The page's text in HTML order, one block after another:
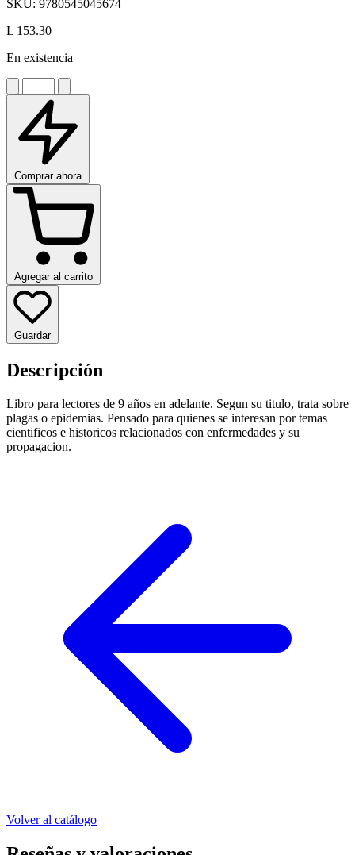
SKU: 9780545045674
L 153.30
En existencia
Comprar ahora
Agregar al carrito
Guardar
Descripción
Libro para lectores de 9 años en adelante. Segun su titulo, trata sobre
plagas o epidemias. Pensado para quienes se interesan por temas
cientificos e historicos relacionados con enfermedades y su
propagacion.
Volver al catálogo